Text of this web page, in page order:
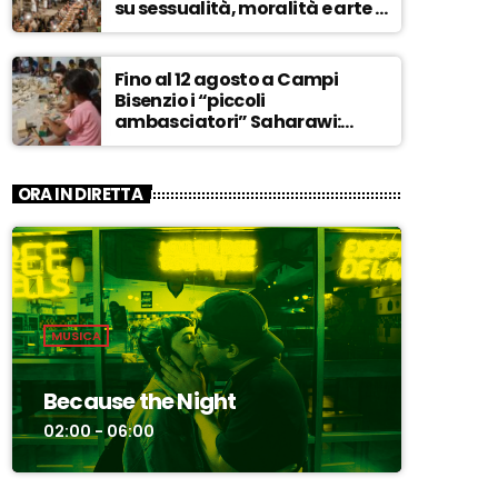
su sessualità, moralità e arte –
ASCOLTA
Fino al 12 agosto a Campi
Bisenzio i “piccoli
ambasciatori” Saharawi:
“Sostenere la loro causa,
invadente” – ASCOLTA
ORA IN DIRETTA
MUSICA
Because the Night
02:00 - 06:00